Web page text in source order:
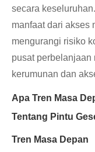
secara
manfaat dari akses
mengurangi risiko
pusat perbelanjaan
kerumunan dan
Apa Tren Masa
Tentang Pintu
Tren Masa Depan